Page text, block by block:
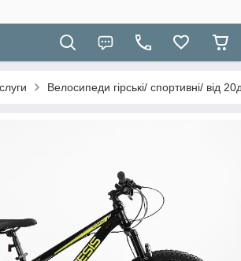
Велосипеди гірські/ спортивні/ від